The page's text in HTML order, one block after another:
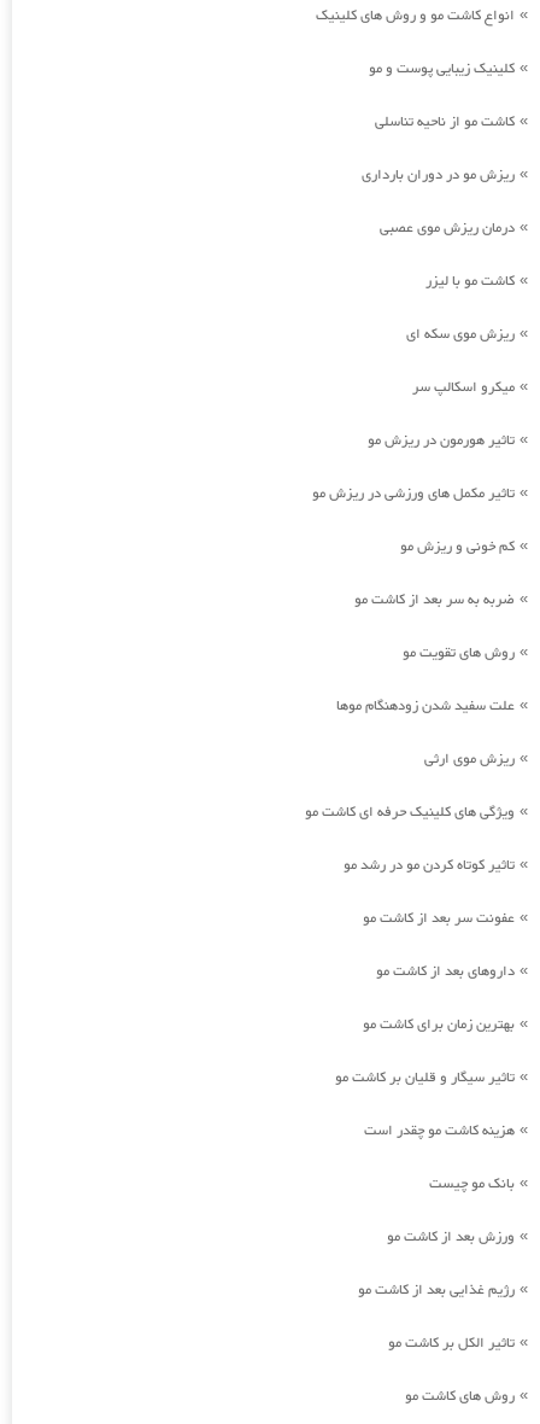
» انواع کاشت مو و روش های کلینیک
» کلینیک زیبایی پوست و مو
» کاشت مو از ناحیه تناسلی
» ریزش مو در دوران بارداری
» درمان ریزش موی عصبی
» کاشت مو با لیزر
» ریزش موی سکه ای
» میکرو اسکالپ سر
» تاثیر هورمون در ریزش مو
» تاثیر مکمل های ورزشی در ریزش مو
» کم خونی و ریزش مو
» ضربه به سر بعد از کاشت مو
» روش های تقویت مو
» علت سفید شدن زودهنگام موها
» ریزش موی ارثی
» ویژگی های کلینیک حرفه ای کاشت مو
» تاثیر کوتاه کردن مو در رشد مو
» عفونت سر بعد از کاشت مو
» داروهای بعد از کاشت مو
» بهترین زمان برای کاشت مو
» تاثیر سیگار و قلیان بر کاشت مو
» هزینه کاشت مو چقدر است
» بانک مو چیست
» ورزش بعد از کاشت مو
» رژیم غذایی بعد از کاشت مو
» تاثیر الکل بر کاشت مو
» روش های کاشت مو